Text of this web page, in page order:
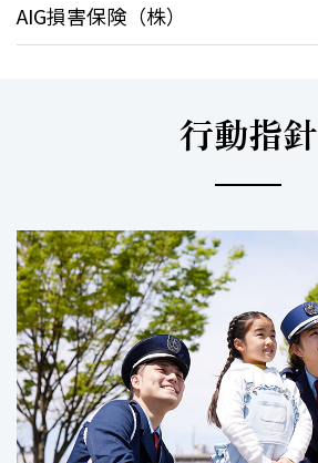
AIG損害保険（株）
行動指針